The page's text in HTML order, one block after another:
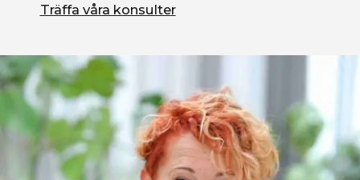
Träffa våra konsulter